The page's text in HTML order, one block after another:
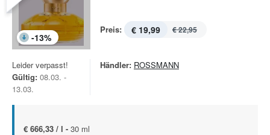
-13%
Preis: € 19,99 € 22,95
Leider verpasst!
Gültig: 08.03. -
13.03.
Händler: ROSSMANN
€ 666,33 / l - 30 ml